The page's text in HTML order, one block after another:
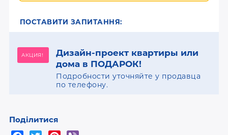
ПОСТАВИТИ ЗАПИТАННЯ:
АКЦИЯ!
Дизайн-проект квартиры или
дома в ПОДАРОК!
Подробности уточняйте у продавца
по телефону.
Поділитися